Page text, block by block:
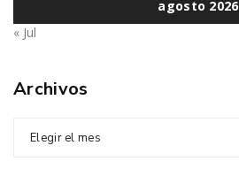
agosto 2026
« Jul
Archivos
Elegir el mes